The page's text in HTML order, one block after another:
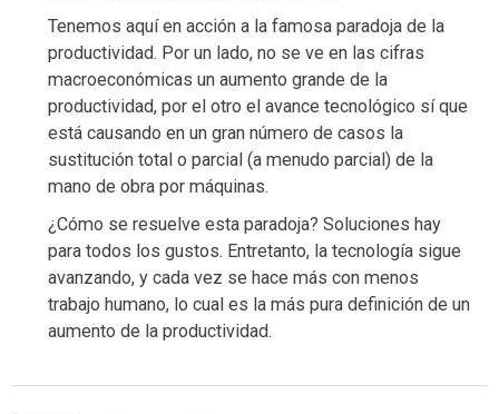
Tenemos aquí en acción a la famosa paradoja de la
productividad. Por un lado, no se ve en las cifras
macroeconómicas un aumento grande de la
productividad, por el otro el avance tecnológico sí que
está causando en un gran número de casos la
sustitución total o parcial (a menudo parcial) de la
mano de obra por máquinas.
¿Cómo se resuelve esta paradoja? Soluciones hay
para todos los gustos. Entretanto, la tecnología sigue
avanzando, y cada vez se hace más con menos
trabajo humano, lo cual es la más pura definición de un
aumento de la productividad.